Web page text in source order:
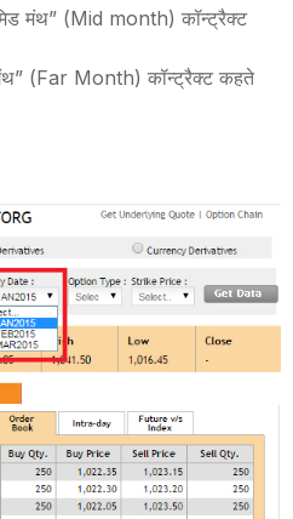
मंथ” (Mid month) कॉन्ट्रैक्ट
(Far Month) कॉन्ट्रैक्ट कहते